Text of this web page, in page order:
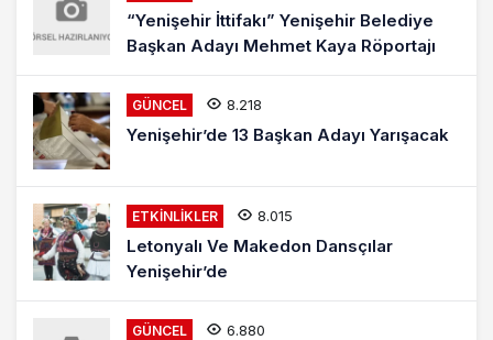
“Yenişehir İttifakı” Yenişehir Belediye
Başkan Adayı Mehmet Kaya Röportajı
GÜNCEL 8.218
Yenişehir’de 13 Başkan Adayı Yarışacak
ETKINLIKLER 8.015
Letonyalı Ve Makedon Dansçılar
Yenişehir’de
GÜNCEL 6.880